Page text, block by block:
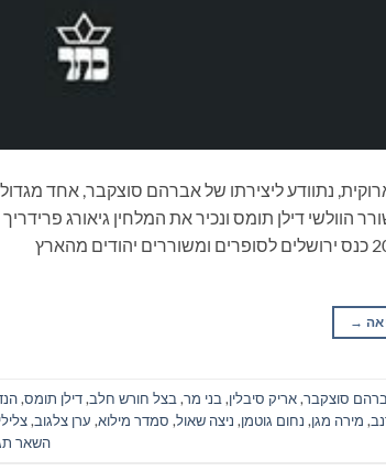
נתוודע ליצירתו של אברהם סוצקבר, אחד
דילן תומס ונכיר את המלחין גיאורג פרידריך
הנדל בספר חדש לילדים מסדרת 'צלילי קסם'. כיסופים 2015 כנס ירושלים לסופרים ומשוררים יהודים מהארץ
→
סוצקבר,אריק סיבלין, בני מר, בצל חורש חלב,דילן תומס,
, מירה מגן, נחום גוטמן, ניצה שאול, סמדר מילוא, ערן צלגוב,צלילי
השאר